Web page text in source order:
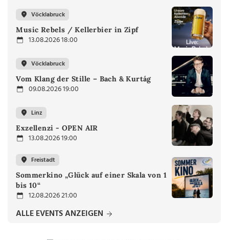
Vöcklabruck
Music Rebels / Kellerbier in Zipf
13.08.2026 18:00
Vöcklabruck
Vom Klang der Stille – Bach & Kurtág
09.08.2026 19:00
Linz
Exzellenzi - OPEN AIR
13.08.2026 19:00
Freistadt
Sommerkino „Glück auf einer Skala von 1
bis 10“
12.08.2026 21:00
ALLE EVENTS ANZEIGEN